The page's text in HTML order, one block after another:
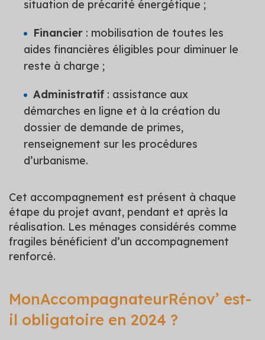
situation de précarité énergétique ;
Financier : mobilisation de toutes les
aides financières éligibles pour diminuer le
reste à charge ;
Administratif : assistance aux
démarches en ligne et à la création du
dossier de demande de primes,
renseignement sur les procédures
d’urbanisme.
Cet accompagnement est présent à chaque
étape du projet avant, pendant et après la
réalisation. Les ménages considérés comme
fragiles bénéficient d’un accompagnement
renforcé.
MonAccompagnateurRénov’ est-
il obligatoire en 2024 ?